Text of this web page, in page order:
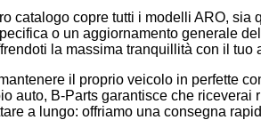
catalogo copre tutti i modelli ARO,
o un aggiornamento generale
la massima tranquillità con il tuo
il proprio veicolo in perfette
auto, B-Parts garantisce che
a lungo: offriamo una consegna